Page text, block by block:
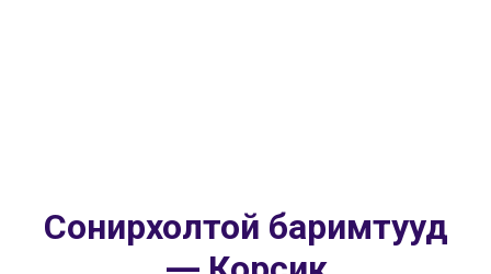
Сонирхолтой баримтууд